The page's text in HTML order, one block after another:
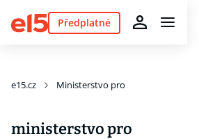
Předplatné
e15.cz Ministerstvo pro
ministerstvo pro